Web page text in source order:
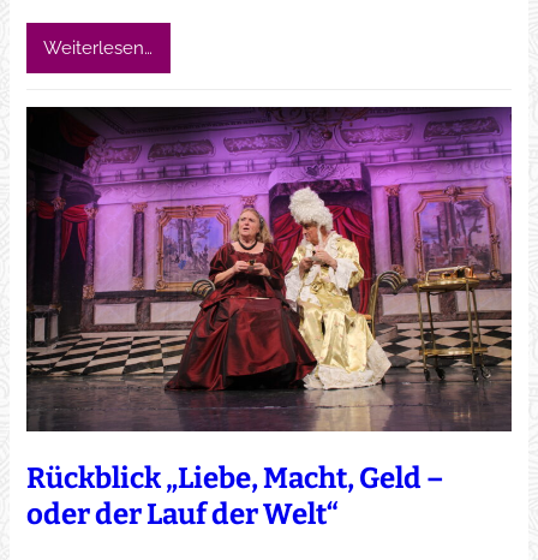
Weiterlesen…
Rückblick „Liebe, Macht, Geld –
oder der Lauf der Welt“